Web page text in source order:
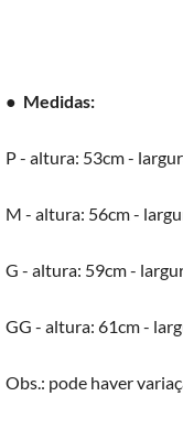
● Medidas:
P - altura: 53cm -
M - altura: 56cm -
G - altura: 59cm -
GG - altura: 61cm -
Obs.: pode haver